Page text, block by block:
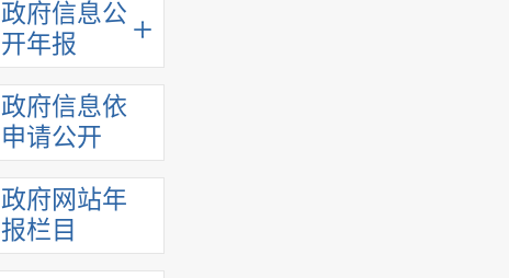
政府信息公
开年报
政府信息依
申请公开
政府网站年
报栏目